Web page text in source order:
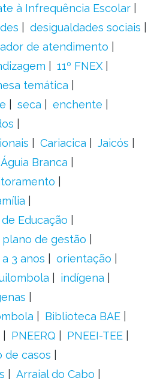
à Infrequência Escolar
desigualdades sociais
de atendimento
11º FNEX
temática
seca
enchente
Cariacica
Jaicós
Águia Branca
Educação
plano de gestão
3 anos
orientação
indígena
Biblioteca BAE
PNEERQ
PNEEI-TEE
de casos
Arraial do Cabo